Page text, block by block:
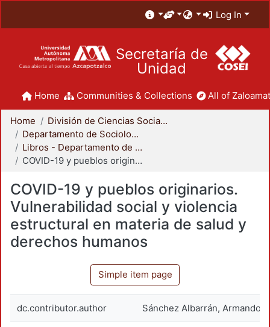
Log In
Secretaría de
Unidad
Home Communities & Collections All of
Home
División de Ciencias Sociales y Humanidades
Departamento de Sociología
Libros - Departamento de Sociología
COVID-19 y pueblos originarios. Vulnerabilidad social y violencia estructural en materia de salud y derechos humanos
COVID-19 y pueblos originarios.
Vulnerabilidad social y violencia
estructural en materia de salud y
derechos humanos
Simple item page
dc.contributor.author Sánchez Albarrán, Armando